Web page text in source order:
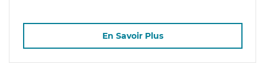
En Savoir Plus